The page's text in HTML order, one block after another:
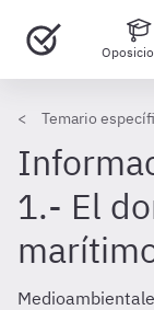
Temario
1.- El